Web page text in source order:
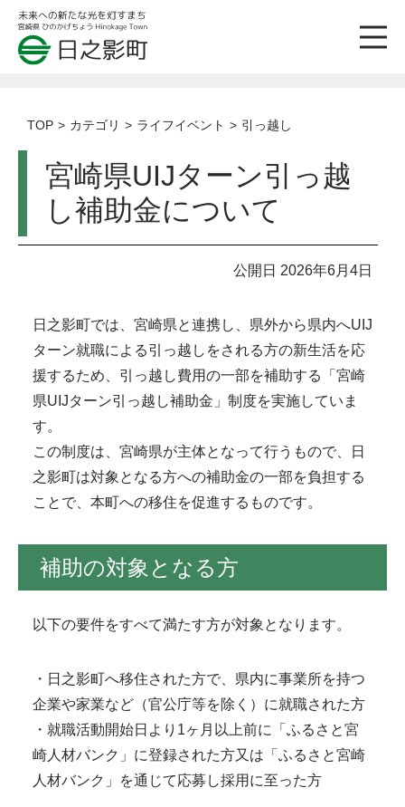
TOP カテゴリ ライフイベント 引っ越し
宮崎県UIJターン引っ越
し補助金について
公開日 2026年6月4日
日之影町では、宮崎県と連携し、県外から県内へUIJ
ターン就職による引っ越しをされる方の新生活を応
援するため、引っ越し費用の一部を補助する「宮崎
県UIJターン引っ越し補助金」制度を実施していま
す。
この制度は、宮崎県が主体となって行うもので、日
之影町は対象となる方への補助金の一部を負担する
ことで、本町への移住を促進するものです。
補助の対象となる方
以下の要件をすべて満たす方が対象となります。
・日之影町へ移住された方で、県内に事業所を持つ
企業や家業など（官公庁等を除く）に就職された方
・就職活動開始日より1ヶ月以上前に「ふるさと宮
崎人材バンク」に登録された方又は「ふるさと宮崎
人材バンク」を通じて応募し採用に至った方